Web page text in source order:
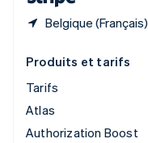
Belgique (Français)
Produits et tarifs
Tarifs
Atlas
Authorization Boost